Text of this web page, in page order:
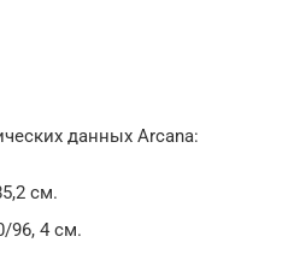
данных Arcana:
см.
96, 4 см.